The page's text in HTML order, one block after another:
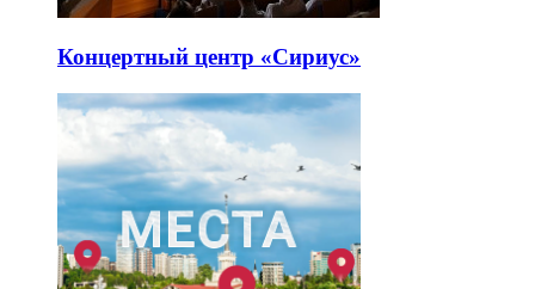
Концертный центр «Сириус»